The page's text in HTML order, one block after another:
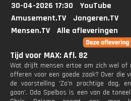
30-04-2026 17:30
YouTube
Amusement.TV
Jongeren.TV
Mensen.TV
Alle afleveringen
Tijd voor MAX: Afl. 82
Wat drijft mensen ertoe om zich wel of
offeren voor een goede zaak? Over die
de voorstelling 'Zo'n prachtige dag,
gaan'. Oda Spelbos is een van de